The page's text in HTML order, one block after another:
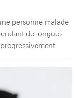
personne malade
de longues